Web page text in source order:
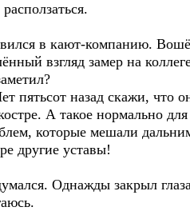
в кают-компанию.
взгляд замер на
пятьсот назад скажи, что
А такое нормально
которые мешали
другие уставы!
Однажды закрыл